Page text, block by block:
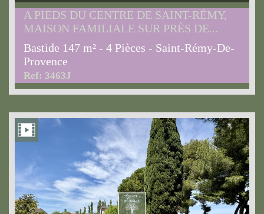
A PIEDS DU CENTRE DE SAINT-RÉMY,
MAISON FAMILIALE SUR PRÈS DE...
Bastide 147 m² - 4 Pièces - Saint-Rémy-De-
Provence
Ref: 3463J